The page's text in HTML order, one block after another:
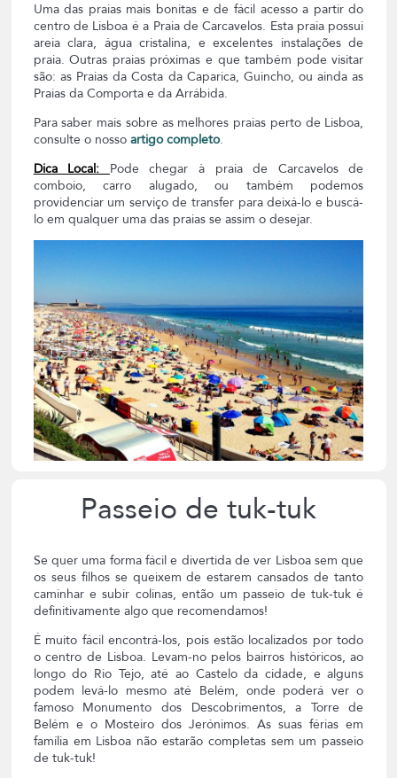
Uma das praias mais bonitas e de fácil acesso a partir do
centro de Lisboa é a Praia de Carcavelos. Esta praia possui
areia clara, água cristalina, e excelentes instalações de
praia. Outras praias próximas e que também pode visitar
são: as Praias da Costa da Caparica, Guincho, ou ainda as
Praias da Comporta e da Arrábida.
Para saber mais sobre as melhores praias perto de Lisboa,
consulte o nosso artigo completo.
Dica Local: Pode chegar à praia de Carcavelos de
comboio, carro alugado, ou também podemos
providenciar um serviço de transfer para deixá-lo e buscá-
lo em qualquer uma das praias se assim o desejar.
Passeio de tuk-tuk
Se quer uma forma fácil e divertida de ver Lisboa sem que
os seus filhos se queixem de estarem cansados de tanto
caminhar e subir colinas, então um passeio de tuk-tuk é
definitivamente algo que recomendamos!
É muito fácil encontrá-los, pois estão localizados por todo
o centro de Lisboa. Levam-no pelos bairros históricos, ao
longo do Rio Tejo, até ao Castelo da cidade, e alguns
podem levá-lo mesmo até Belém, onde poderá ver o
famoso Monumento dos Descobrimentos, a Torre de
Belém e o Mosteiro dos Jerónimos. As suas férias em
família em Lisboa não estarão completas sem um passeio
de tuk-tuk!